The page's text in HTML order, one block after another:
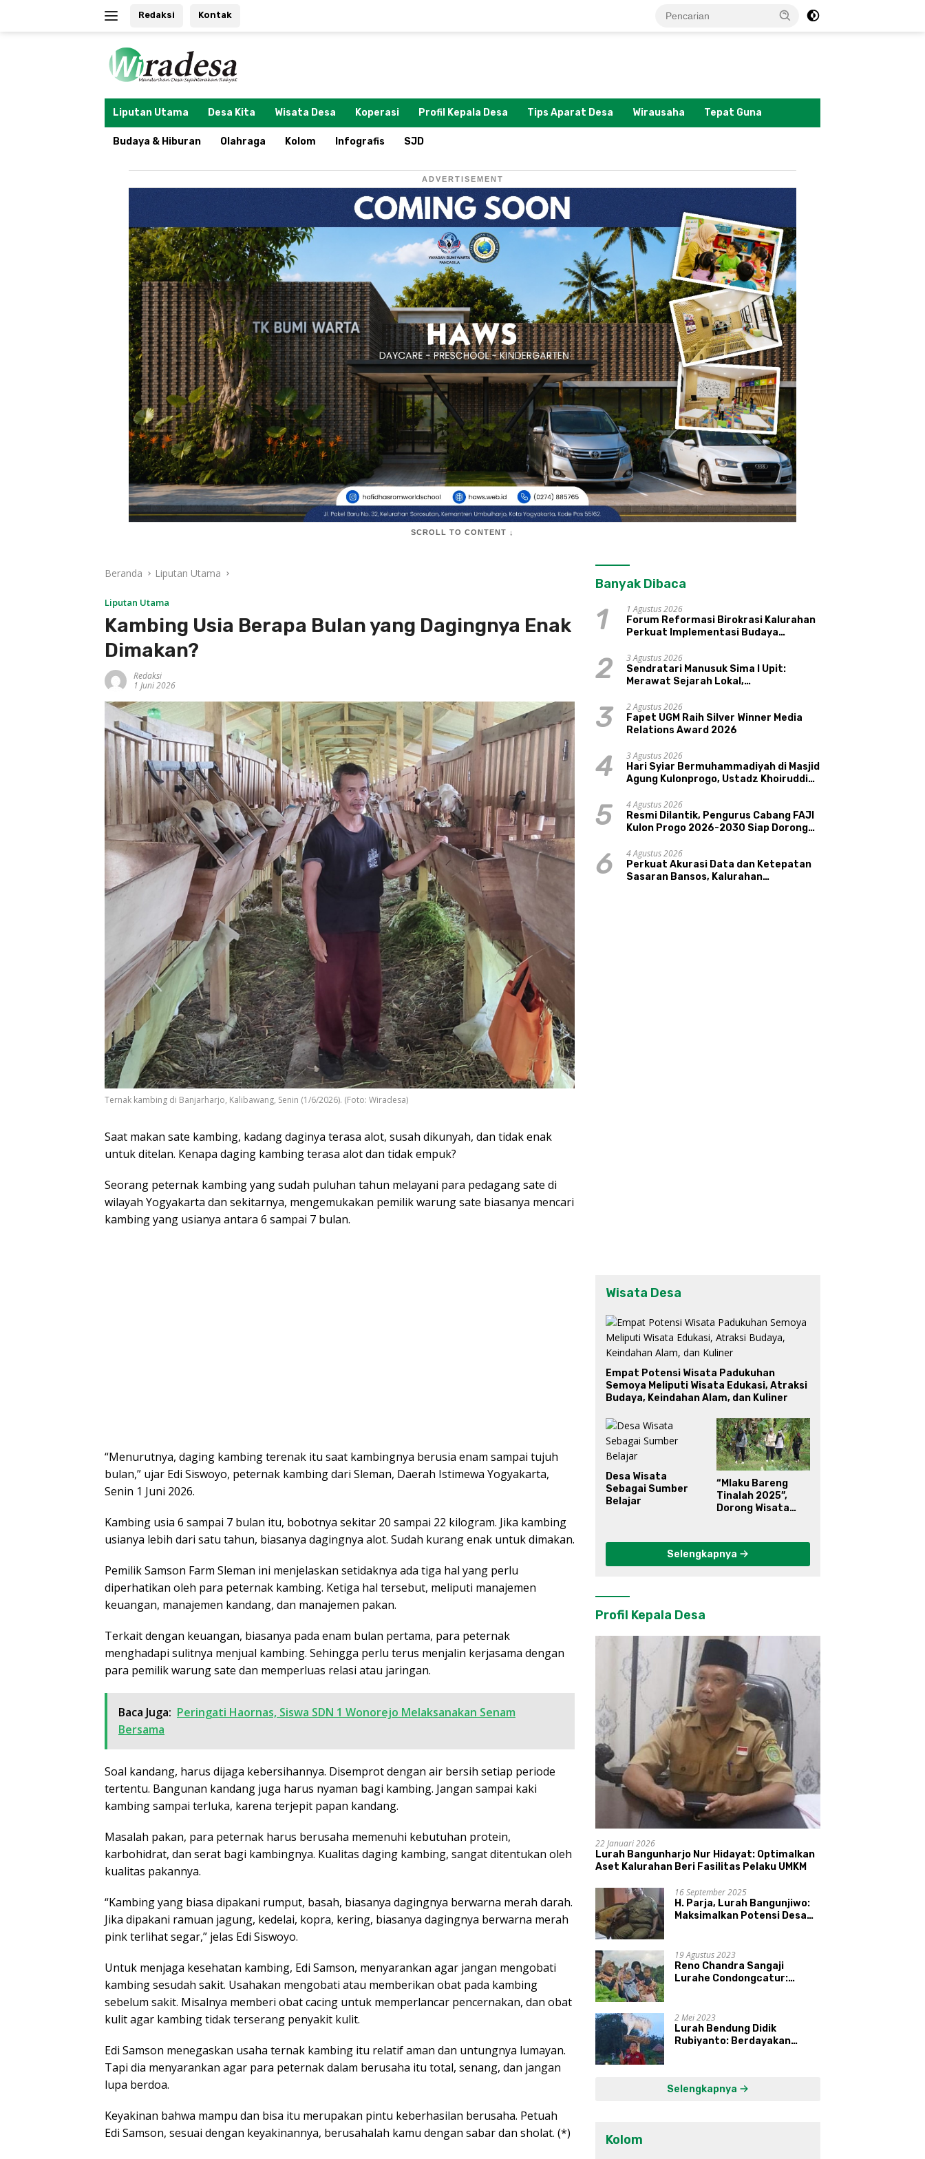
Redaksi Kontak
Liputan Utama Desa Kita Wisata Desa Koperasi Profil Kepala Desa Tips Aparat Desa Wirausaha Tepat Guna
Budaya & Hiburan Olahraga Kolom Infografis SJD
ADVERTISEMENT
SCROLL TO CONTENT ↓
Beranda Liputan Utama
Liputan Utama
Kambing Usia Berapa Bulan yang Dagingnya Enak
Dimakan?
Redaksi
1 Juni 2026
Ternak kambing di Banjarharjo, Kalibawang, Senin (1/6/2026). (Foto: Wiradesa)
Saat makan sate kambing, kadang daginya terasa alot, susah dikunyah, dan tidak enak
untuk ditelan. Kenapa daging kambing terasa alot dan tidak empuk?
Seorang peternak kambing yang sudah puluhan tahun melayani para pedagang sate di
wilayah Yogyakarta dan sekitarnya, mengemukakan pemilik warung sate biasanya mencari
kambing yang usianya antara 6 sampai 7 bulan.
“Menurutnya, daging kambing terenak itu saat kambingnya berusia enam sampai tujuh
bulan,” ujar Edi Siswoyo, peternak kambing dari Sleman, Daerah Istimewa Yogyakarta,
Senin 1 Juni 2026.
Kambing usia 6 sampai 7 bulan itu, bobotnya sekitar 20 sampai 22 kilogram. Jika kambing
usianya lebih dari satu tahun, biasanya dagingnya alot. Sudah kurang enak untuk dimakan.
Pemilik Samson Farm Sleman ini menjelaskan setidaknya ada tiga hal yang perlu
diperhatikan oleh para peternak kambing. Ketiga hal tersebut, meliputi manajemen
keuangan, manajemen kandang, dan manajemen pakan.
Terkait dengan keuangan, biasanya pada enam bulan pertama, para peternak
menghadapi sulitnya menjual kambing. Sehingga perlu terus menjalin kerjasama dengan
para pemilik warung sate dan memperluas relasi atau jaringan.
Baca Juga: Peringati Haornas, Siswa SDN 1 Wonorejo Melaksanakan Senam
Bersama
Soal kandang, harus dijaga kebersihannya. Disemprot dengan air bersih setiap periode
tertentu. Bangunan kandang juga harus nyaman bagi kambing. Jangan sampai kaki
kambing sampai terluka, karena terjepit papan kandang.
Masalah pakan, para peternak harus berusaha memenuhi kebutuhan protein,
karbohidrat, dan serat bagi kambingnya. Kualitas daging kambing, sangat ditentukan oleh
kualitas pakannya.
“Kambing yang biasa dipakani rumput, basah, biasanya dagingnya berwarna merah darah.
Jika dipakani ramuan jagung, kedelai, kopra, kering, biasanya dagingnya berwarna merah
pink terlihat segar,” jelas Edi Siswoyo.
Untuk menjaga kesehatan kambing, Edi Samson, menyarankan agar jangan mengobati
kambing sesudah sakit. Usahakan mengobati atau memberikan obat pada kambing
sebelum sakit. Misalnya memberi obat cacing untuk memperlancar pencernakan, dan obat
kulit agar kambing tidak terserang penyakit kulit.
Edi Samson menegaskan usaha ternak kambing itu relatif aman dan untungnya lumayan.
Tapi dia menyarankan agar para peternak dalam berusaha itu total, senang, dan jangan
lupa berdoa.
Keyakinan bahwa mampu dan bisa itu merupakan pintu keberhasilan berusaha. Petuah
Edi Samson, sesuai dengan keyakinannya, berusahalah kamu dengan sabar dan sholat. (*)
Banyak Dibaca
1
1 Agustus 2026
Forum Reformasi Birokrasi Kalurahan
Perkuat Implementasi Budaya
Kepamongan DIY
2
3 Agustus 2026
Sendratari Manusuk Sima I Upit:
Merawat Sejarah Lokal,
Pariwisata, dan Ekologi Klaten
3
2 Agustus 2026
Fapet UGM Raih Silver Winner Media
Relations Award 2026
4
3 Agustus 2026
Hari Syiar Bermuhammadiyah di Masjid
Agung Kulonprogo, Ustadz Khoiruddin
Sakinah Adalah Agama
5
4 Agustus 2026
Resmi Dilantik, Pengurus Cabang FAJI
Kulon Progo 2026-2030 Siap Dorong
Sungai Progo
6
4 Agustus 2026
Perkuat Akurasi Data dan Ketepatan
Sasaran Bansos, Kalurahan
Wisata Desa
Empat Potensi Wisata Padukuhan
Semoya Meliputi Wisata Edukasi, Atraksi
Budaya, Keindahan Alam, dan Kuliner
Desa Wisata
Sebagai Sumber
Belajar
“Mlaku Bareng
Tinalah 2025”,
Dorong Wisata
Selengkapnya
Profil Kepala Desa
22 Januari 2026
Lurah Bangunharjo Nur Hidayat: Optimalkan
Aset Kalurahan Beri Fasilitas Pelaku UMKM
16 September 2025
H. Parja, Lurah Bangunjiwo:
Maksimalkan Potensi Desa
19 Agustus 2023
Reno Chandra Sangaji
Lurahe Condongcatur:
Masyarakat, dan Syukuri
Hasil
2 Mei 2023
Lurah Bendung Didik
Rubiyanto: Berdayakan
Selengkapnya
Kolom